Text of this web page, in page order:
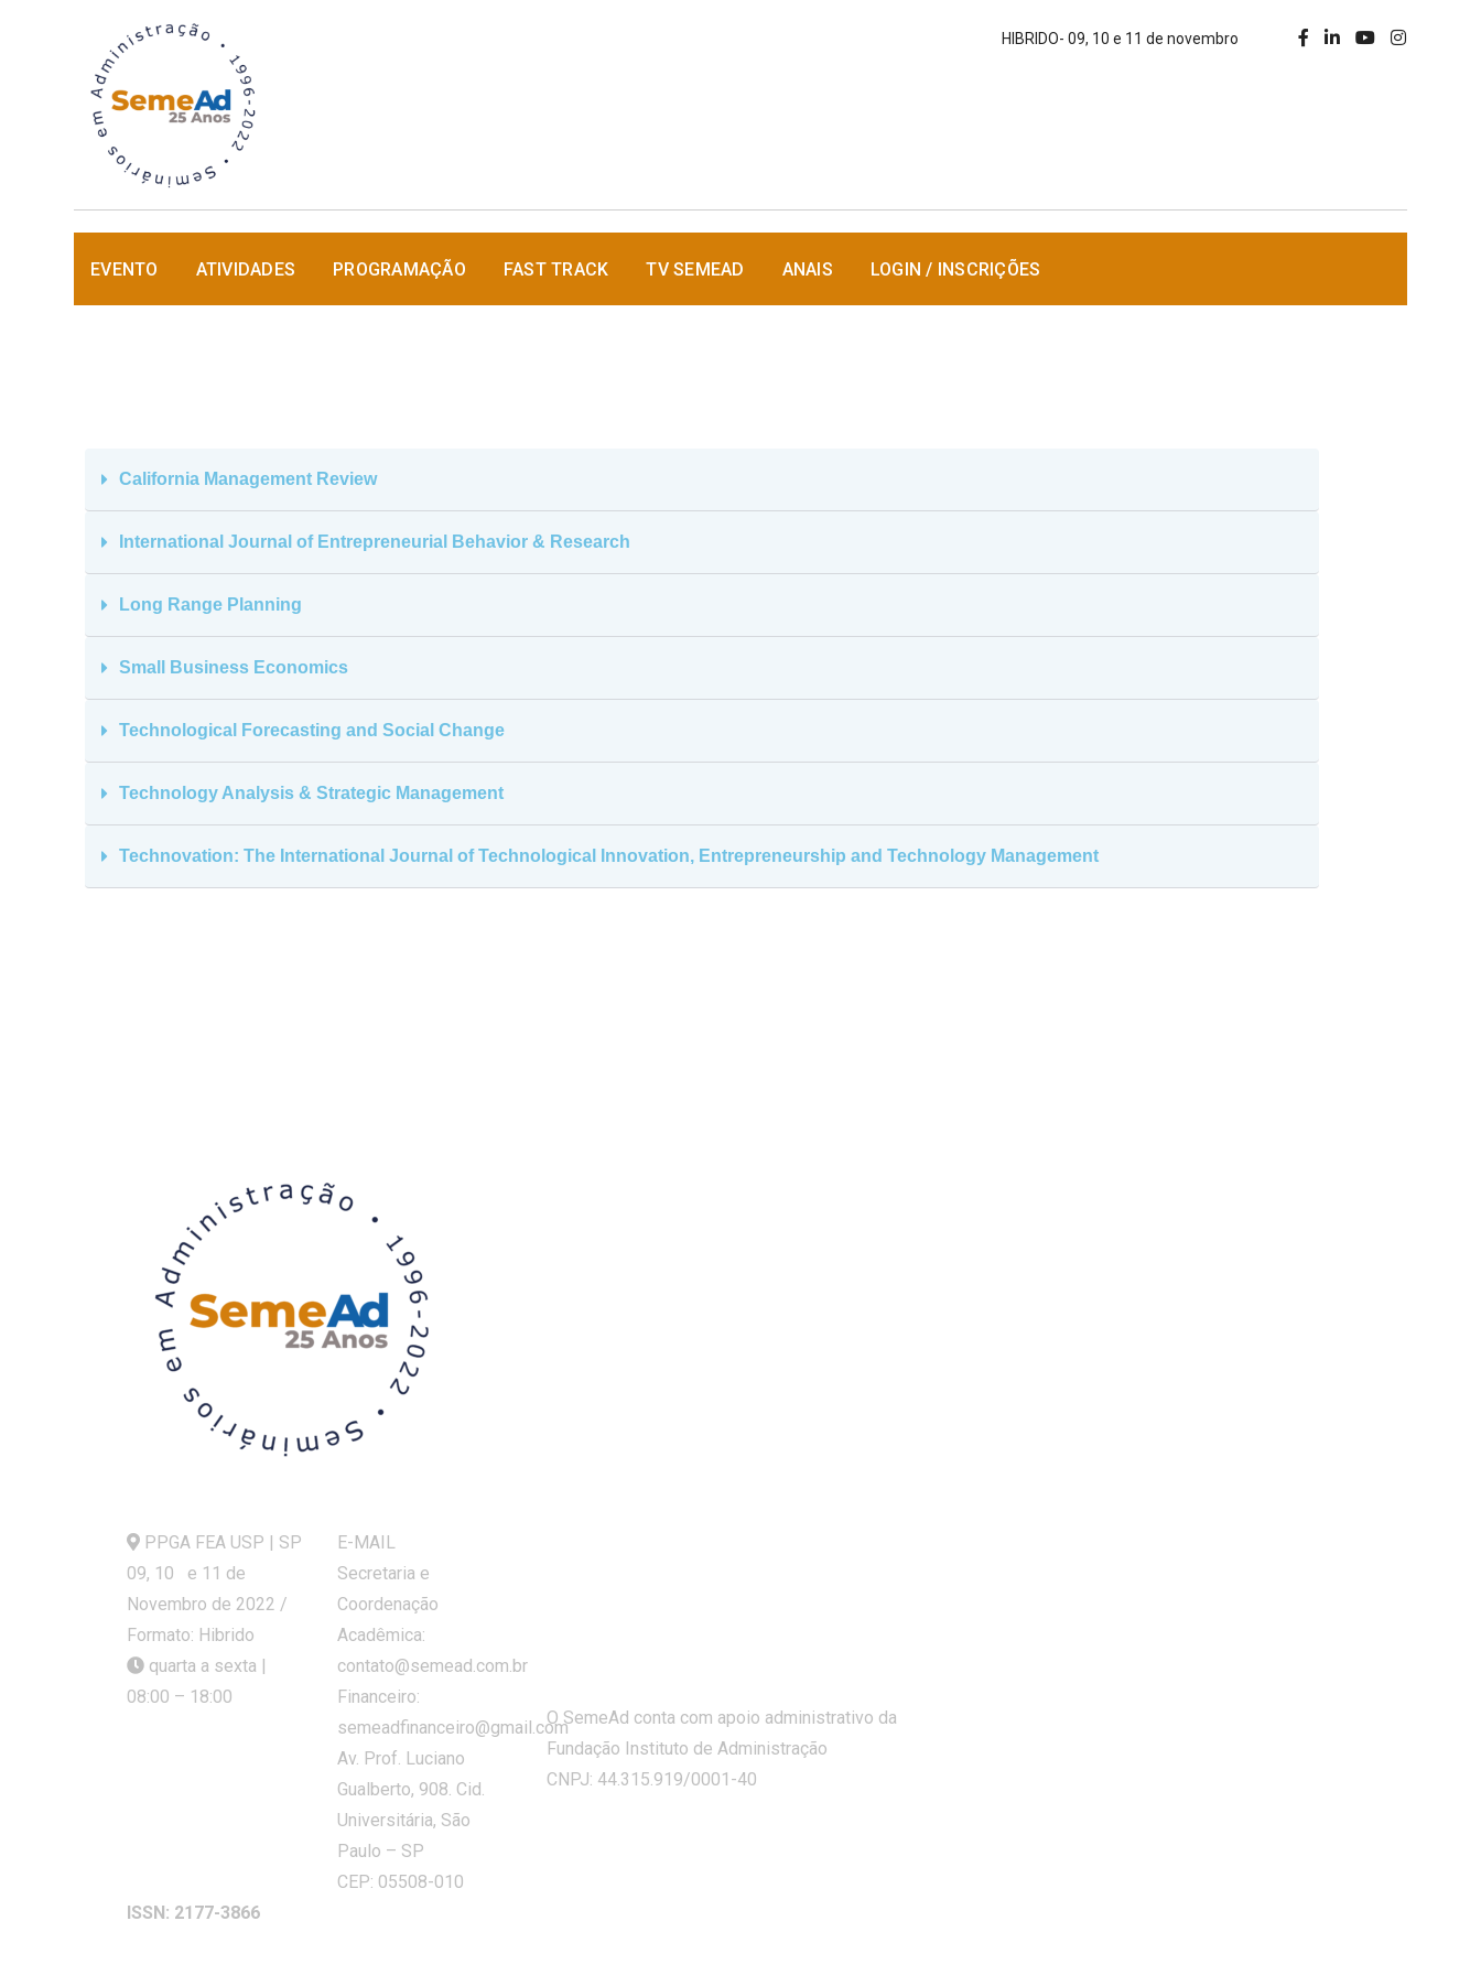
HIBRIDO- 09, 10 e 11 de novembro
EVENTO ATIVIDADES PROGRAMAÇÃO FAST TRACK TV SEMEAD ANAIS LOGIN / INSCRIÇÕES
California Management Review
International Journal of Entrepreneurial Behavior & Research
Long Range Planning
Small Business Economics
Technological Forecasting and Social Change
Technology Analysis & Strategic Management
Technovation: The International Journal of Technological Innovation, Entrepreneurship and Technology Management
PPGA FEA USP | SP
09, 10 e 11 de
Novembro de 2022 /
Formato: Hibrido
quarta a sexta |
08:00 – 18:00
E-MAIL
Secretaria e
Coordenação
Acadêmica:
contato@semead.com.br
Financeiro:
semeadfinanceiro@gmail.com
Av. Prof. Luciano
Gualberto, 908. Cid.
Universitária, São
Paulo – SP
CEP: 05508-010
ISSN: 2177-3866
O SemeAd conta com apoio administrativo da
Fundação Instituto de Administração
CNPJ: 44.315.919/0001-40